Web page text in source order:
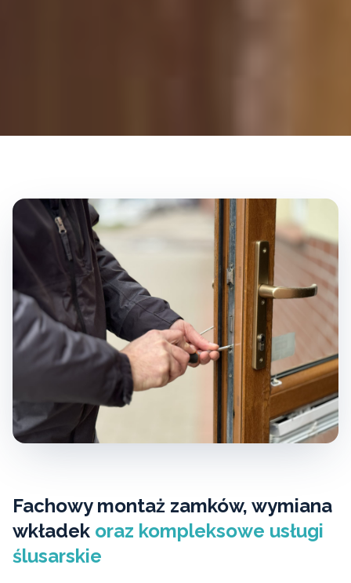
Fachowy montaż zamków, wymiana
wkładek oraz kompleksowe usługi
ślusarskie